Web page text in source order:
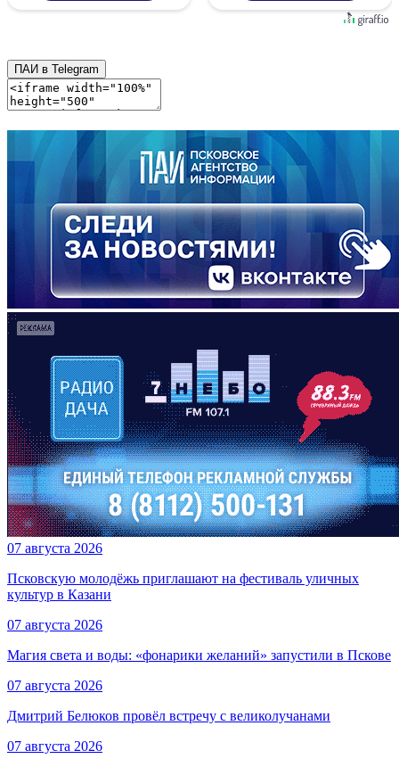
ПАИ в Telegram
07 августа 2026
Псковскую молодёжь приглашают на фестиваль уличных
культур в Казани
07 августа 2026
Магия света и воды: «фонарики желаний» запустили в Пскове
07 августа 2026
Дмитрий Белюков провёл встречу с великолучанами
07 августа 2026